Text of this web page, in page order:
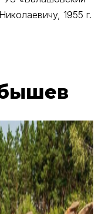
1955 г.